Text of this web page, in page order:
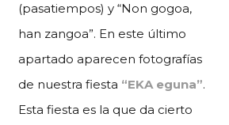
(pasatiempos) y “Non gogoa,
han zangoa”. En este último
apartado aparecen fotografías
de nuestra fiesta “EKA eguna”.
Esta fiesta es la que da cierto